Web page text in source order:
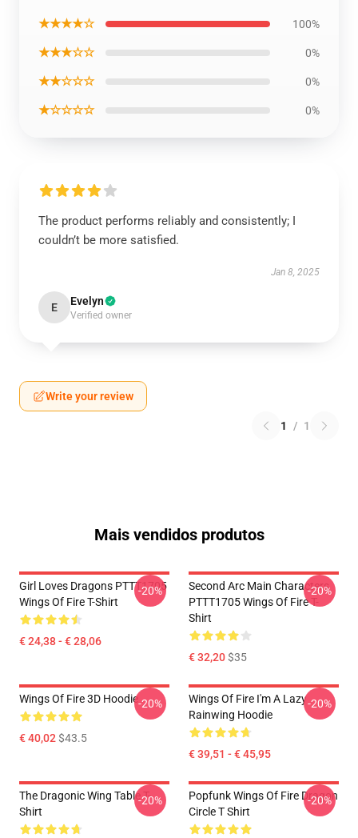
★★★★☆ 100%
★★★☆☆ 0%
★★☆☆☆ 0%
★☆☆☆☆ 0%
The product performs reliably and consistently; I
couldn’t be more satisfied.
Jan 8, 2025
E Evelyn
Verified owner
Write your review
1 / 1
Mais vendidos produtos
Girl Loves Dragons PTTT1705
Wings Of Fire T-Shirt
€ 24,38 - € 28,06
-20%
Second Arc Main Characters
PTTT1705 Wings Of Fire T-
Shirt
€ 32,20$35
-20%
Wings Of Fire 3D Hoodie
€ 40,02$43.5
-20%
Wings Of Fire I'm A Lazy
Rainwing Hoodie
€ 39,51 - € 45,95
-20%
The Dragonic Wing Table T-
Shirt
-20%
Popfunk Wings Of Fire Dragon
Circle T Shirt
-20%